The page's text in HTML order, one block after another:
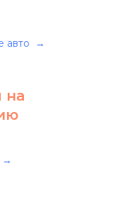
авто
на